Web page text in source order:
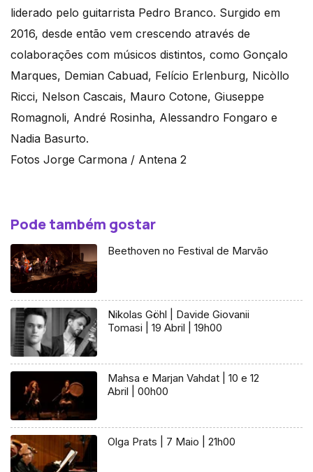
liderado pelo guitarrista Pedro Branco. Surgido em
2016, desde então vem crescendo através de
colaborações com músicos distintos, como Gonçalo
Marques, Demian Cabuad, Felício Erlenburg, Nicòllo
Ricci, Nelson Cascais, Mauro Cotone, Giuseppe
Romagnoli, André Rosinha, Alessandro Fongaro e
Nadia Basurto.
Fotos Jorge Carmona / Antena 2
Pode também gostar
Beethoven no Festival de Marvão
Nikolas Göhl | Davide Giovanii
Tomasi | 19 Abril | 19h00
Mahsa e Marjan Vahdat | 10 e 12
Abril | 00h00
Olga Prats | 7 Maio | 21h00